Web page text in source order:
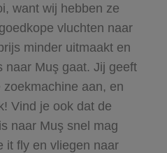
want wij hebben ze
vluchten naar
minder uitmaakt en
naar Muş gaat. Jij geeft
aan, en
Vind je ook dat de
naar Muş snel mag
it fly en vliegen naar